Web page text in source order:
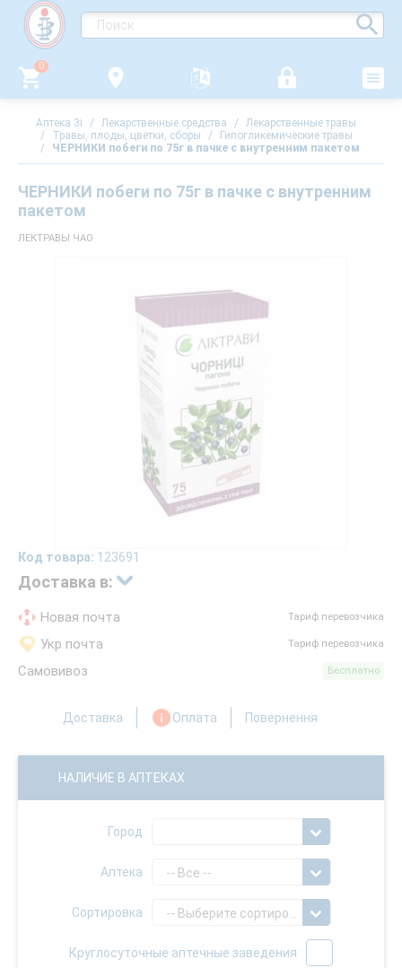
0
Аптека 3i / Лекарственные средства / Лекарственные травы
/
Травы, плоды, цветки, сборы /
Гипогликемические травы
/
ЧЕРНИКИ побеги по 75г в пачке с внутренним пакетом
ЧЕРНИКИ побеги по 75г в пачке с внутренним
пакетом
ЛЕКТРАВЫ ЧАО
Код товара: 123691
Доставка в:
Новая почта Тариф перевозчика
Укр почта Тариф перевозчика
Самовивоз Бесплатно
Доставка Оплата Повернення
НАЛИЧИЕ В АПТЕКАХ
Город
Аптека -- Все --
Сортировка
Круглосуточные аптечные заведения